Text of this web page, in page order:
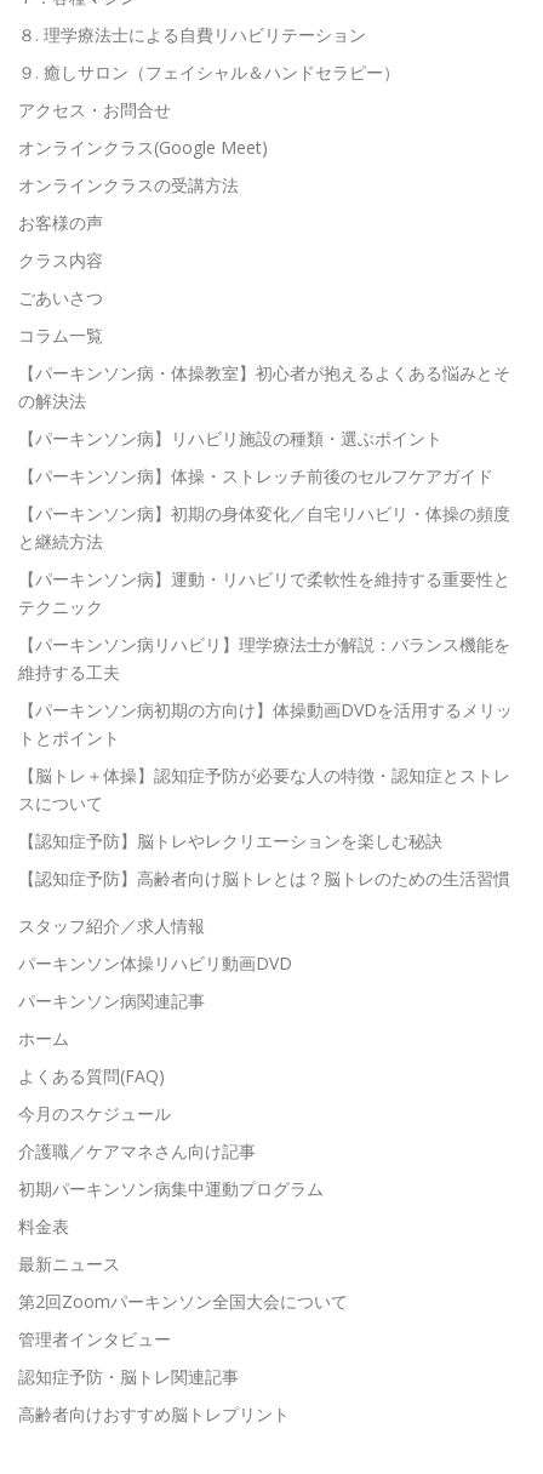
８. 理学療法士による自費リハビリテーション
９. 癒しサロン（フェイシャル＆ハンドセラピー）
アクセス・お問合せ
オンラインクラス(Google Meet)
オンラインクラスの受講方法
お客様の声
クラス内容
ごあいさつ
コラム一覧
【パーキンソン病・体操教室】初心者が抱えるよくある悩みとそ
の解決法
【パーキンソン病】リハビリ施設の種類・選ぶポイント
【パーキンソン病】体操・ストレッチ前後のセルフケアガイド
【パーキンソン病】初期の身体変化／自宅リハビリ・体操の頻度
と継続方法
【パーキンソン病】運動・リハビリで柔軟性を維持する重要性と
テクニック
【パーキンソン病リハビリ】理学療法士が解説：バランス機能を
維持する工夫
【パーキンソン病初期の方向け】体操動画DVDを活用するメリッ
トとポイント
【脳トレ＋体操】認知症予防が必要な人の特徴・認知症とストレ
スについて
【認知症予防】脳トレやレクリエーションを楽しむ秘訣
【認知症予防】高齢者向け脳トレとは？脳トレのための生活習慣
スタッフ紹介／求人情報
パーキンソン体操リハビリ動画DVD
パーキンソン病関連記事
ホーム
よくある質問(FAQ)
今月のスケジュール
介護職／ケアマネさん向け記事
初期パーキンソン病集中運動プログラム
料金表
最新ニュース
第2回Zoomパーキンソン全国大会について
管理者インタビュー
認知症予防・脳トレ関連記事
高齢者向けおすすめ脳トレプリント